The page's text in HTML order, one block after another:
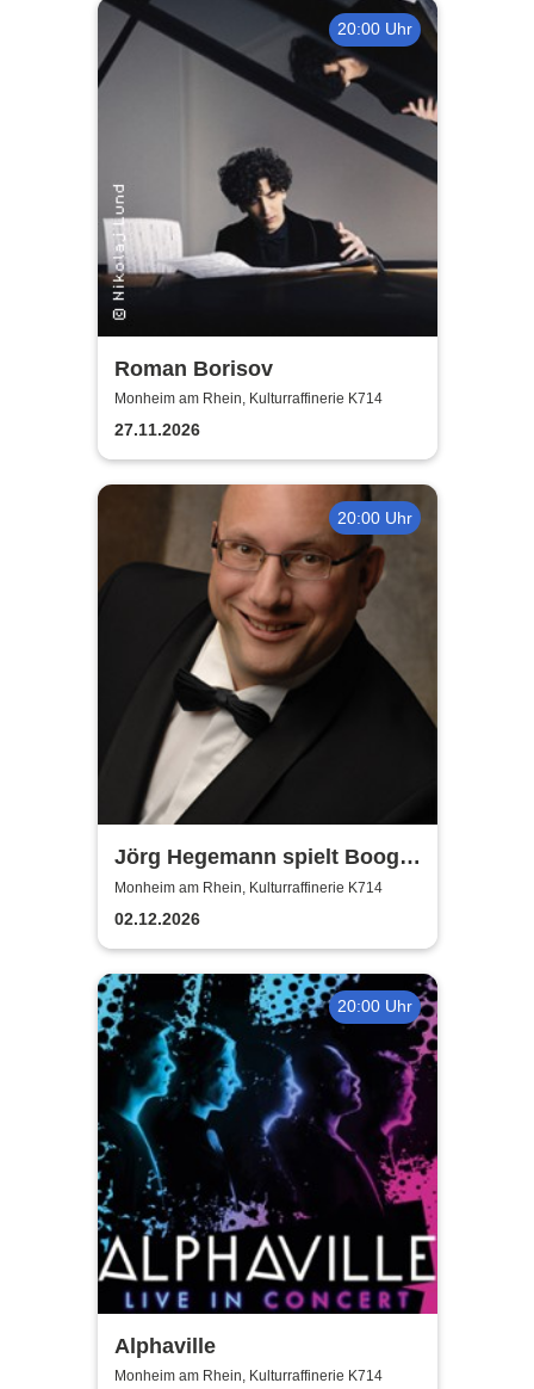
20:00 Uhr
Roman Borisov
Monheim am Rhein, Kulturraffinerie K714
27.11.2026
20:00 Uhr
Jörg Hegemann spielt Boogie
Woogie
Monheim am Rhein, Kulturraffinerie K714
02.12.2026
20:00 Uhr
Alphaville
Monheim am Rhein, Kulturraffinerie K714